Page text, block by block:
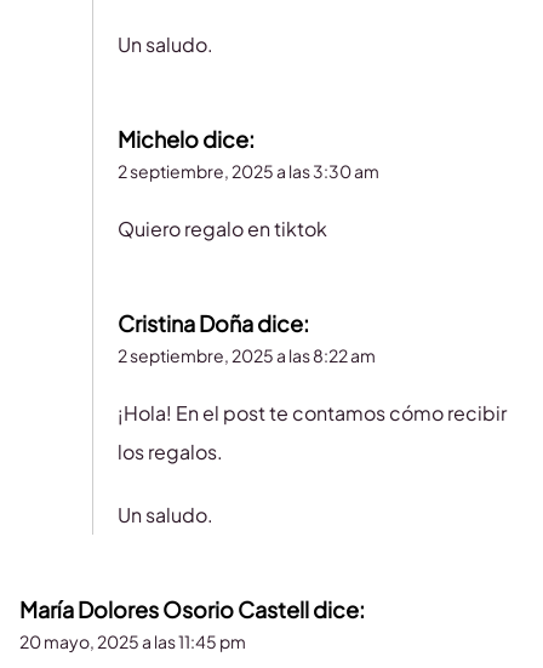
Un saludo.
Michelodice:
2 septiembre, 2025 a las 3:30 am
Quiero regalo en tiktok
Cristina Doñadice:
2 septiembre, 2025 a las 8:22 am
¡Hola! En el post te contamos cómo recibir
los regalos.
Un saludo.
María Dolores Osorio Castelldice:
20 mayo, 2025 a las 11:45 pm